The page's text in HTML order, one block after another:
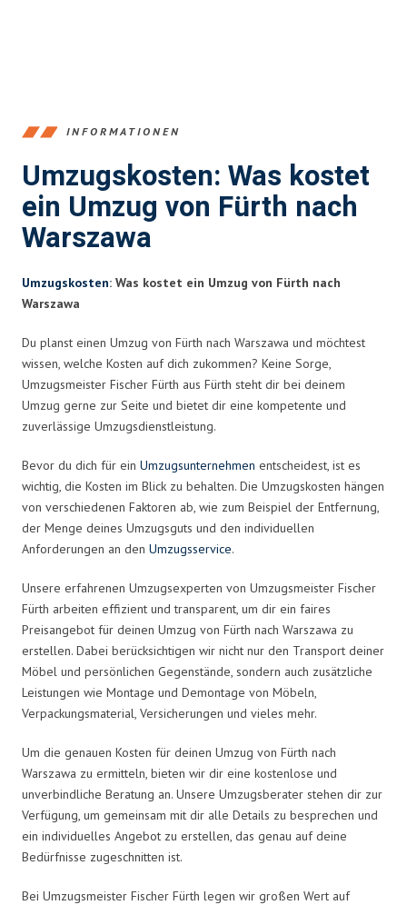
INFORMATIONEN
Umzugskosten: Was kostet
ein Umzug von Fürth nach
Warszawa
Umzugskosten: Was kostet ein Umzug von Fürth nach
Warszawa
Du planst einen Umzug von Fürth nach Warszawa und möchtest
wissen, welche Kosten auf dich zukommen? Keine Sorge,
Umzugsmeister Fischer Fürth aus Fürth steht dir bei deinem
Umzug gerne zur Seite und bietet dir eine kompetente und
zuverlässige Umzugsdienstleistung.
Bevor du dich für ein Umzugsunternehmen entscheidest, ist es
wichtig, die Kosten im Blick zu behalten. Die Umzugskosten hängen
von verschiedenen Faktoren ab, wie zum Beispiel der Entfernung,
der Menge deines Umzugsguts und den individuellen
Anforderungen an den Umzugsservice.
Unsere erfahrenen Umzugsexperten von Umzugsmeister Fischer
Fürth arbeiten effizient und transparent, um dir ein faires
Preisangebot für deinen Umzug von Fürth nach Warszawa zu
erstellen. Dabei berücksichtigen wir nicht nur den Transport deiner
Möbel und persönlichen Gegenstände, sondern auch zusätzliche
Leistungen wie Montage und Demontage von Möbeln,
Verpackungsmaterial, Versicherungen und vieles mehr.
Um die genauen Kosten für deinen Umzug von Fürth nach
Warszawa zu ermitteln, bieten wir dir eine kostenlose und
unverbindliche Beratung an. Unsere Umzugsberater stehen dir zur
Verfügung, um gemeinsam mit dir alle Details zu besprechen und
ein individuelles Angebot zu erstellen, das genau auf deine
Bedürfnisse zugeschnitten ist.
Bei Umzugsmeister Fischer Fürth legen wir großen Wert auf